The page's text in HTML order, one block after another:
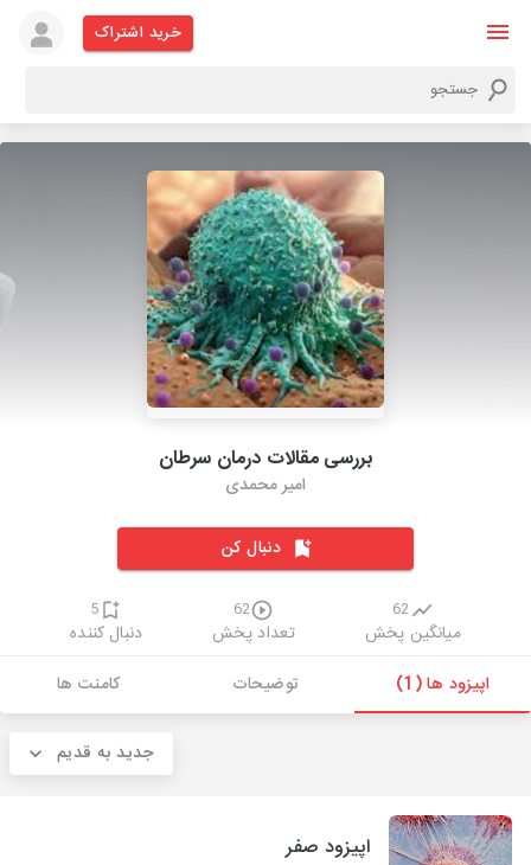
خرید اشتراک
بررسی مقالات درمان سرطان
امیر محمدی
دنبال کن
62
میانگین پخش
62
تعداد پخش
5
دنبال کننده
اپیزود ها (1)
توضیحات کامنت ها
جدید به قدیم
اپیزود صفر